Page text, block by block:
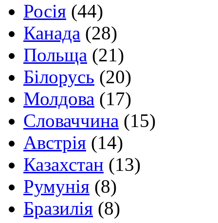
Росія (44)
Канада (28)
Польща (21)
Білорусь (20)
Молдова (17)
Словаччина (15)
Австрія (14)
Казахстан (13)
Румунія (8)
Бразилія (8)